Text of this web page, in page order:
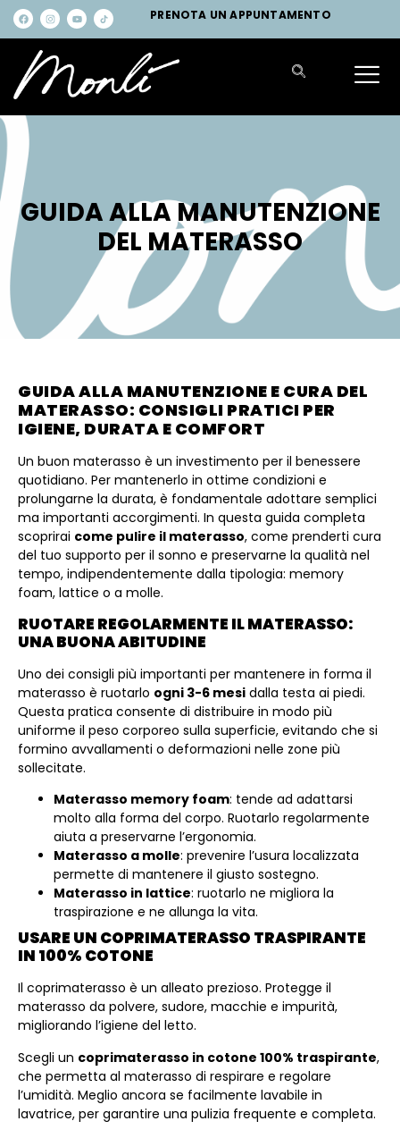
PRENOTA UN APPUNTAMENTO
GUIDA ALLA MANUTENZIONE
DEL MATERASSO
GUIDA ALLA MANUTENZIONE E CURA DEL
MATERASSO: CONSIGLI PRATICI PER
IGIENE, DURATA E COMFORT
Un buon materasso è un investimento per il benessere
quotidiano. Per mantenerlo in ottime condizioni e
prolungarne la durata, è fondamentale adottare semplici
ma importanti accorgimenti. In questa guida completa
scoprirai come pulire il materasso, come prenderti cura
del tuo supporto per il sonno e preservarne la qualità nel
tempo, indipendentemente dalla tipologia: memory
foam, lattice o a molle.
RUOTARE REGOLARMENTE IL MATERASSO:
UNA BUONA ABITUDINE
Uno dei consigli più importanti per mantenere in forma il
materasso è ruotarlo ogni 3-6 mesi dalla testa ai piedi.
Questa pratica consente di distribuire in modo più
uniforme il peso corporeo sulla superficie, evitando che si
formino avvallamenti o deformazioni nelle zone più
sollecitate.
Materasso memory foam: tende ad adattarsi
molto alla forma del corpo. Ruotarlo regolarmente
aiuta a preservarne l’ergonomia.
Materasso a molle: prevenire l’usura localizzata
permette di mantenere il giusto sostegno.
Materasso in lattice: ruotarlo ne migliora la
traspirazione e ne allunga la vita.
USARE UN COPRIMATERASSO TRASPIRANTE
IN 100% COTONE
Il coprimaterasso è un alleato prezioso. Protegge il
materasso da polvere, sudore, macchie e impurità,
migliorando l’igiene del letto.
Scegli un coprimaterasso in cotone 100% traspirante,
che permetta al materasso di respirare e regolare
l’umidità. Meglio ancora se facilmente lavabile in
lavatrice, per garantire una pulizia frequente e completa.